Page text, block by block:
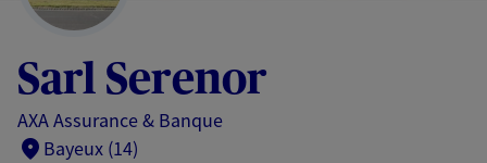
Sarl Serenor
AXA Assurance & Banque
Bayeux (14)